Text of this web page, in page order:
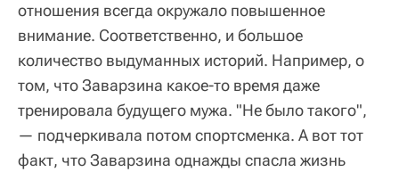
отношения всегда окружало повышенное
внимание. Соответственно, и большое
количество выдуманных историй. Например, о
том, что Заварзина какое-то время даже
тренировала будущего мужа. "Не было такого",
— подчеркивала потом спортсменка. А вот тот
факт, что Заварзина однажды спасла жизнь